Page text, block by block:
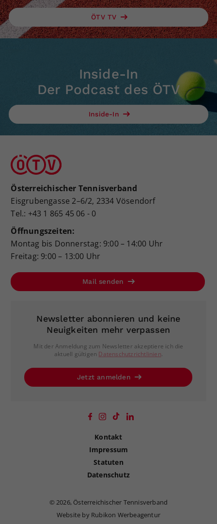
ÖTV TV
Inside-In
Der Podcast des ÖTV
Inside-In
Österreichischer Tennisverband
Eisgrubengasse 2–6/2, 2334 Vösendorf
Tel.: +43 1 865 45 06 - 0
Öffnungszeiten:
Montag bis Donnerstag: 9:00 – 14:00 Uhr
Freitag: 9:00 – 13:00 Uhr
Mail senden
Newsletter abonnieren und keine
Neuigkeiten mehr verpassen
Mit der Anmeldung zum Newsletter akzeptiere ich die
aktuell gültigen Datenschutzrichtlinien.
Jetzt anmelden
Kontakt
Impressum
Statuten
Datenschutz
©2026, Österreichischer Tennisverband
Website by Rubikon Werbeagentur